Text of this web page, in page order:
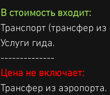
В стоимость входит:
Транспорт (трансфер
Услуги гида.
--------------
Цена не включает:
Трансфер из аэропорта.